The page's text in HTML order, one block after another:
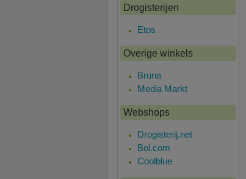
Drogisterijen
Etos
Overige winkels
Bruna
Media Markt
Webshops
Drogisterij.net
Bol.com
Coolblue